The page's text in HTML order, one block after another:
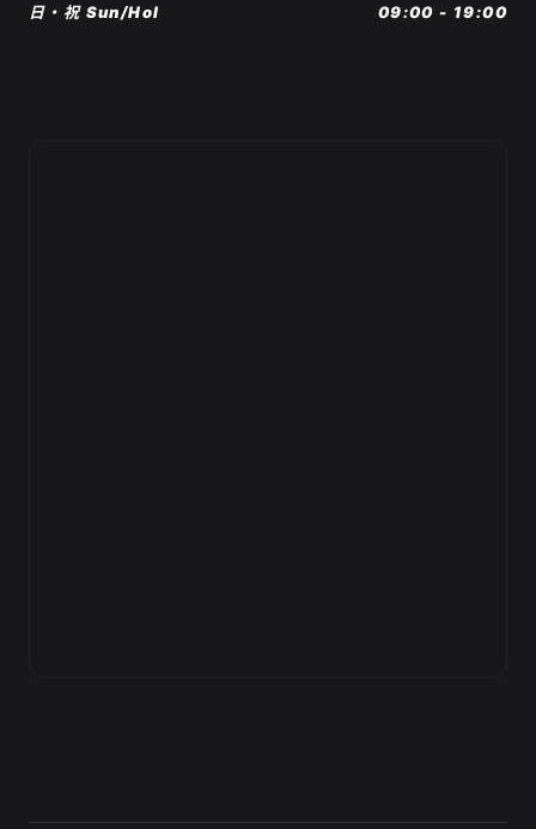
日・祝 Sun/Hol 09:00 - 19:00